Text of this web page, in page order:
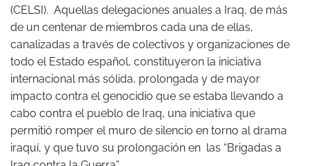
(CELSI). Aquellas delegaciones anuales a Iraq, de más
de un centenar de miembros cada una de ellas,
canalizadas a través de colectivos y organizaciones de
todo el Estado español, constituyeron la iniciativa
internacional más sólida, prolongada y de mayor
impacto contra el genocidio que se estaba llevando a
cabo contra el pueblo de Iraq, una iniciativa que
permitió romper el muro de silencio en torno al drama
iraquí, y que tuvo su prolongación en las “Brigadas a